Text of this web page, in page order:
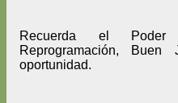
Recuerda el
Reprogramación,
oportunidad.